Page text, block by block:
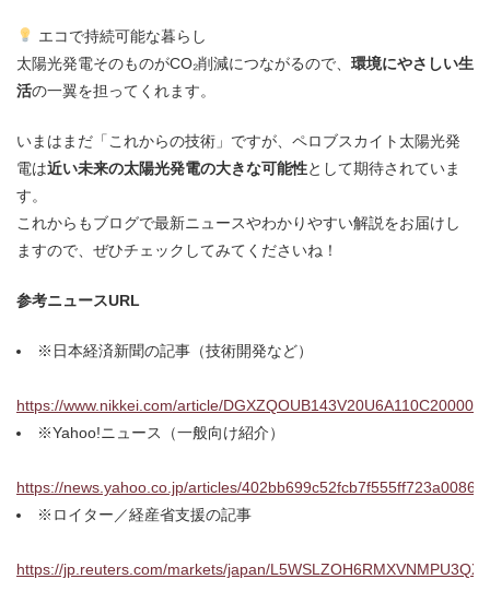
エコで持続可能な暮らし
太陽光発電そのものがCO₂削減につながるので、 環境にやさしい生
活の一翼を担ってくれます。
いまはまだ「これからの技術」ですが、ペロブスカイト太陽光発
電は近い未来の太陽光発電の大きな可能性として期待されていま
す。
これからもブログで最新ニュースやわかりやすい解説をお届けし
ますので、ぜひチェックしてみてくださいね！
参考ニュースURL
※日本経済新聞の記事（技術開発など）
https://www.nikkei.com/article/
※Yahoo!ニュース（一般向け紹介）
https://news.yahoo.co.jp/articles/
※ロイター／経産省支援の記事
https://jp.reuters.com/markets/japan/